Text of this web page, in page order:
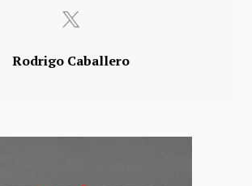
Rodrigo Caballero